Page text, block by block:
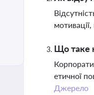
Що таке
етичної
Джерело